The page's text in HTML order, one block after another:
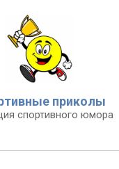
приколы
спортивного юмора